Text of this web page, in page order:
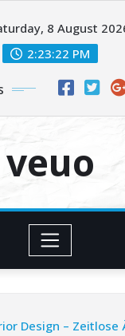
8 August
2:23:23 PM
veuo
Design –